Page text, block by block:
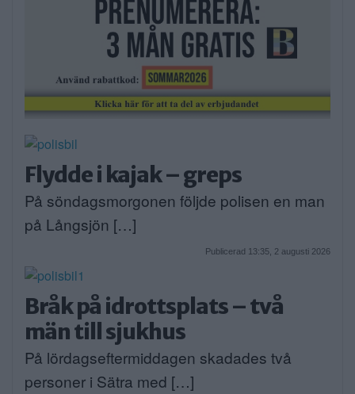
Flydde i kajak – greps
På söndagsmorgonen följde polisen en man
på Långsjön […]
Publicerad 13:35, 2 augusti 2026
Bråk på idrottsplats – två
män till sjukhus
På lördagseftermiddagen skadades två
personer i Sätra med […]